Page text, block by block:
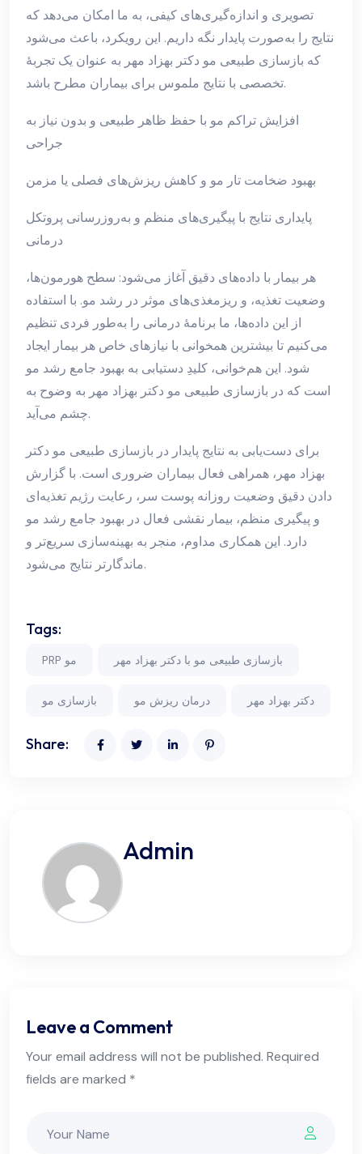
تصویری و اندازه‌گیری‌های کیفی، به ما امکان می‌دهد که
نتایج را به‌صورت پایدار نگه داریم. این رویکرد، باعث می‌شود
که بازسازی طبیعی مو دکتر بهزاد مهر به عنوان یک تجربهٔ
تخصصی با نتایج ملموس برای بیماران مطرح باشد.
افزایش تراکم مو با حفظ ظاهر طبیعی و بدون نیاز به
جراحی
بهبود ضخامت تار مو و کاهش ریزش‌های فصلی یا مزمن
پایداری نتایج با پیگیری‌های منظم و به‌روزرسانی پروتکل
درمانی
هر بیمار با داده‌های دقیق آغاز می‌شود: سطح هورمون‌ها،
وضعیت تغذیه، و ریزمغذی‌های موثر در رشد مو. با استفاده
از این داده‌ها، ما برنامهٔ درمانی را به‌طور فردی تنظیم
می‌کنیم تا بیشترین همخوانی با نیازهای خاص هر بیمار ایجاد
شود. این هم‌خوانی، کلیدِ دستیابی به بهبود جامع رشد مو
است که در بازسازی طبیعی مو دکتر بهزاد مهر به وضوح به
چشم می‌آید.
برای دست‌یابی به نتایج پایدار در بازسازی طبیعی مو دکتر
بهزاد مهر، همراهی فعال بیماران ضروری است. با گزارش
دادن دقیق وضعیت روزانه پوست سر، رعایت رژیم تغذیه‌ای
و پیگیری منظم، بیمار نقشی فعال در بهبود جامع رشد مو
دارد. این همکاری مداوم، منجر به بهینه‌سازی سریع‌تر و
ماندگارتر نتایج می‌شود.
Tags:
PRP مو بازسازی طبیعی مو با دکتر بهزاد مهر
بازسازی مو درمان ریزش مو دکتر بهزاد مهر
Share:
Admin
Leave a Comment
Your email address will not be published. Required
fields are marked *